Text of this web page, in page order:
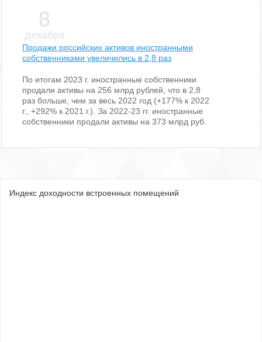
Индекс доходности встроенных помещений
8
декабря
Продажи российских активов иностранными
собственниками увеличились в 2,8 раз
По итогам 2023 г. иностранные собственники
продали активы на 256 млрд рублей, что в 2,8
раз больше, чем за весь 2022 год (+177% к 2022
г., +292% к 2021 г.). За 2022-23 гг. иностранные
собственники продали активы на 373 млрд руб.